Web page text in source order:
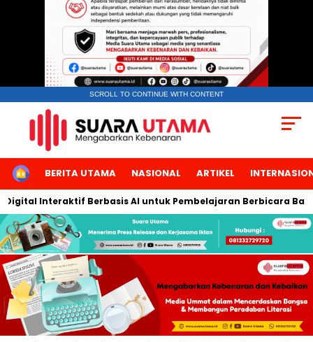
SCROLL TO CONTINUE WITH CONTENT
HOMEBERITA UTAMA NASIONAL ARTIKEL
Interaktif Berbasis AI untuk Pembelajaran Berbicara Bahasa